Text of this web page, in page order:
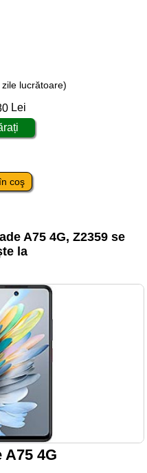
lucrătoare)
Lei
A75 4G, Z2359 se
la
A75 4G